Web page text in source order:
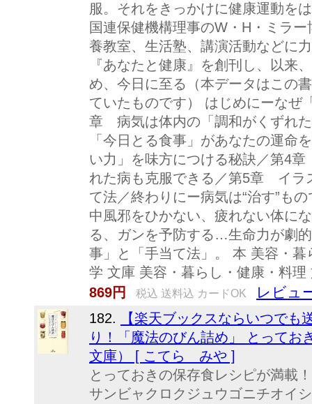
服。それをきっかけに健康運動を
国連保健機構理事のW・H・ミラ
養教室、生活塾、講演活動などに
『あなたと健康』を創刊し、以来
め、今日に至る（本データはこの
ていたものです） はじめにーなぜ
章 病気は体内の「調和がくずれ
「今日とる食事」があなたの運
い力」を味方につける秘訣／第4
れた病も克服できる／第5章 イ
て法／終わりにー病気は“治す”も
中風邪をひかない、疲れない体に
る、ガンを予防する…生命力が劇
事」と「手当て法」。 本 美容・
学 文庫 美容・暮らし・健康・料
869円
税込 送料込 カードOK レビュ
182.
【楽天ブックスならいつで
り！「魔法のびん詰め」 とってお
文庫） [ こてら みや ]
とっておきの保存食レシピが満
サンビャクロクジュウゴニチオイ